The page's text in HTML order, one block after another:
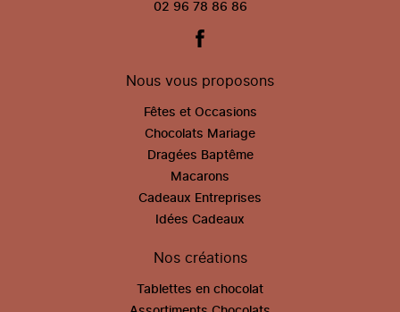
02 96 78 86 86
Nous vous proposons
Fêtes et Occasions
Chocolats Mariage
Dragées Baptême
Macarons
Cadeaux Entreprises
Idées Cadeaux
Nos créations
Tablettes en chocolat